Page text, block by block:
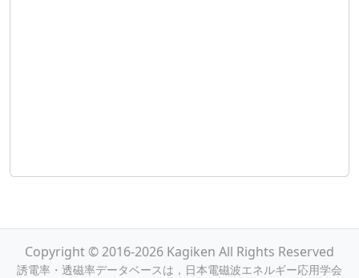
Copyright © 2016-2026 Kagiken All Rights Reserved
誘電率・透磁率データベースは，日本電磁波エネルギー応用学会